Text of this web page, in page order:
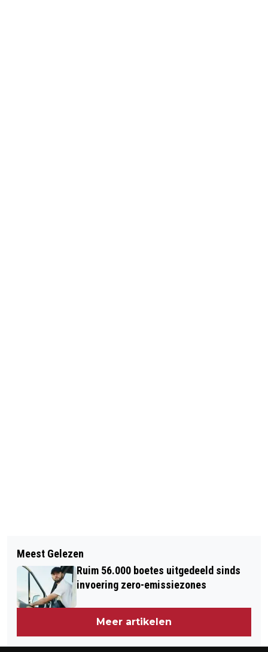
WOEDE IN FERGUSON NA UITSPRAAK
JURY
RAVAGE A16 DOOR ONGELUK
VRACHTWAGEN
Meest Gelezen
Ruim 56.000 boetes uitgedeeld sinds
invoering zero-emissiezones
Meer artikelen